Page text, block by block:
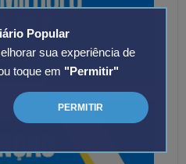
Popular
sua experiência de
toque em "Permitir"
PERMITIR